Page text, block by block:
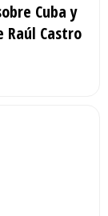
Cuba y
Raúl Castro